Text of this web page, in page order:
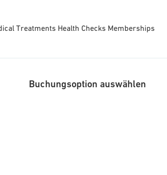
Treatments Health Checks Memberships
Buchungsoption auswählen